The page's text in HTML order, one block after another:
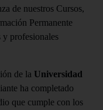
de nuestros Cursos,
Permanente
y profesionales
de la Universidad
ha completado
que cumple con los